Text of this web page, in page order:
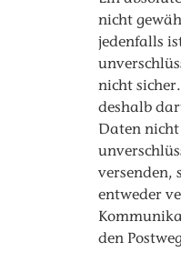
nicht
jedenfalls
nicht
deshalb
Daten
versenden,
entweder
den